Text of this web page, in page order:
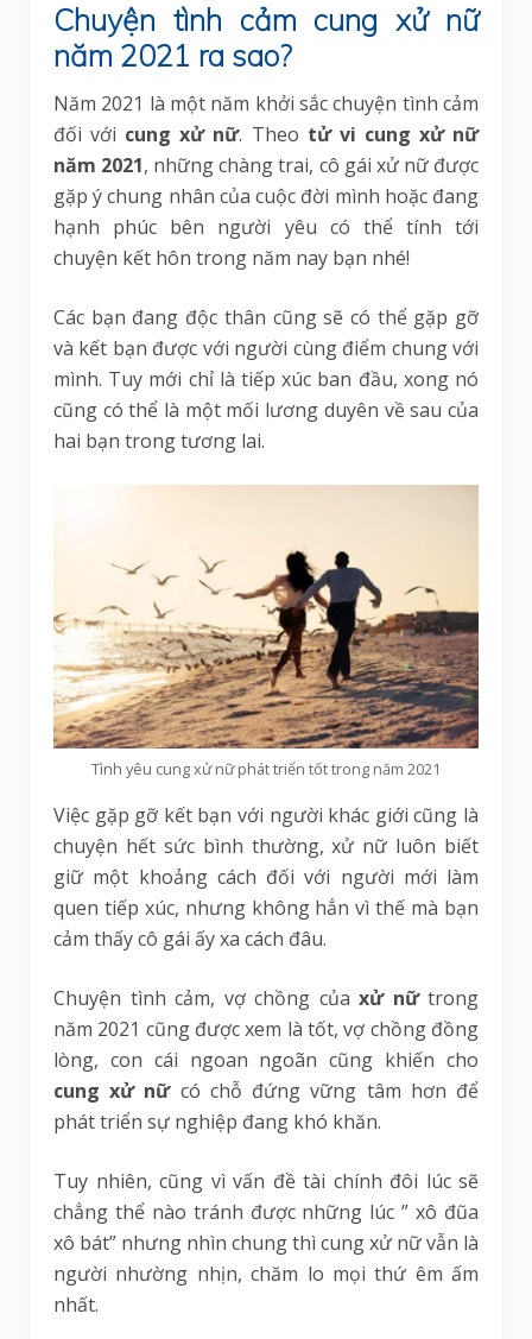
Chuyện tình cảm cung xử nữ
năm 2021 ra sao?
Năm 2021 là một năm khởi sắc chuyện tình cảm
đối với cung xử nữ. Theo tử vi cung xử nữ
năm 2021, những chàng trai, cô gái xử nữ được
gặp ý chung nhân của cuộc đời mình hoặc đang
hạnh phúc bên người yêu có thể tính tới
chuyện kết hôn trong năm nay bạn nhé!
Các bạn đang độc thân cũng sẽ có thể gặp gỡ
và kết bạn được với người cùng điểm chung với
mình. Tuy mới chỉ là tiếp xúc ban đầu, xong nó
cũng có thể là một mối lương duyên về sau của
hai bạn trong tương lai.
Tình yêu cung xử nữ phát triển tốt trong năm 2021
Việc gặp gỡ kết bạn với người khác giới cũng là
chuyện hết sức bình thường, xử nữ luôn biết
giữ một khoảng cách đối với người mới làm
quen tiếp xúc, nhưng không hẳn vì thế mà bạn
cảm thấy cô gái ấy xa cách đâu.
Chuyện tình cảm, vợ chồng của xử nữtrong
năm 2021 cũng được xem là tốt, vợ chồng đồng
lòng, con cái ngoan ngoãn cũng khiến cho
cung xử nữcó chỗ đứng vững tâm hơn để
phát triển sự nghiệp đang khó khăn.
Tuy nhiên, cũng vì vấn đề tài chính đôi lúc sẽ
chẳng thể nào tránh được những lúc ” xô đũa
xô bát” nhưng nhìn chung thì cung xử nữ vẫn là
người nhường nhịn, chăm lo mọi thứ êm ấm
nhất.